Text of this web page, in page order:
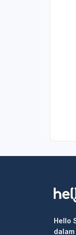
Hello